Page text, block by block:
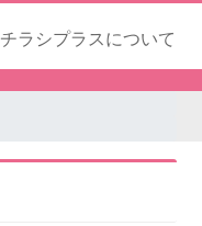
チラシプラスについて